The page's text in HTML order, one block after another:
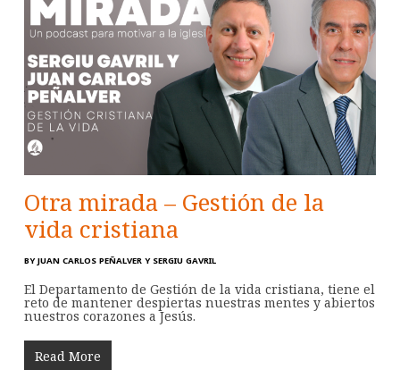
Otra mirada – Gestión de la
vida cristiana
BY JUAN CARLOS PEÑALVER Y SERGIU GAVRIL
El Departamento de Gestión de la vida cristiana, tiene el
reto de mantener despiertas nuestras mentes y abiertos
nuestros corazones a Jesús.
Read More